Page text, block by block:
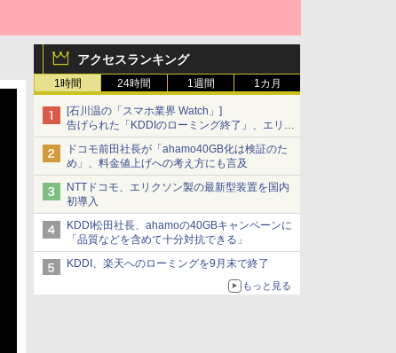
アクセスランキング
1時間 24時間 1週間 1カ月
[石川温の「スマホ業界 Watch」]
告げられた「KDDIのローミング終了」、エリア
マップの落とし穴と楽天モバイルの課題
ドコモ前田社長が「ahamo40GB化は検証のた
め」、料金値上げへの考え方にも言及
NTTドコモ、エリクソン製の最新型装置を国内
初導入
KDDI松田社長、ahamoの40GBキャンペーンに
「品質などを含めて十分対抗できる」
KDDI、楽天へのローミングを9月末で終了
もっと見る